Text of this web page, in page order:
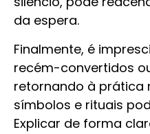
da espera.
Finalmente, é
recém-convertidos
retornando à prática
símbolos e rituais
Explicar de forma